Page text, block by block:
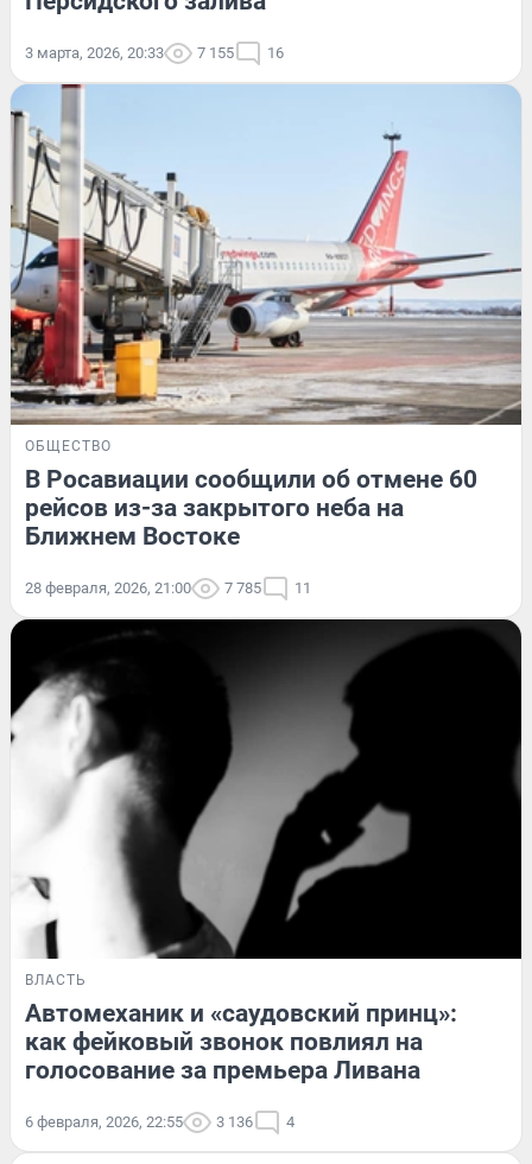
3 марта, 2026, 20:33 7 155 16
ОБЩЕСТВО
В Росавиации сообщили об отмене 60
рейсов из-за закрытого неба на
Ближнем Востоке
28 февраля, 2026, 21:00 7 785 11
ВЛАСТЬ
Автомеханик и «саудовский принц»:
как фейковый звонок повлиял на
голосование за премьера Ливана
6 февраля, 2026, 22:55 3 136 4